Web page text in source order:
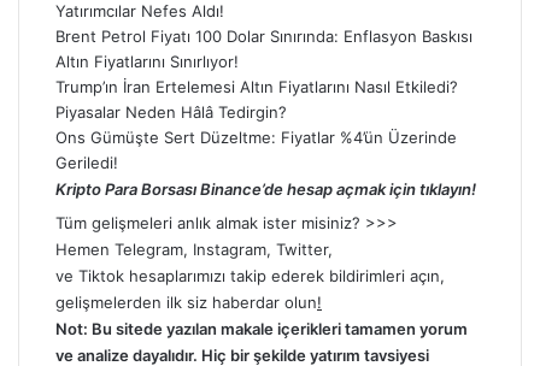
Yatırımcılar Nefes Aldı!
Brent Petrol Fiyatı 100 Dolar Sınırında: Enflasyon Baskısı
Altın Fiyatlarını Sınırlıyor!
Trump’ın İran Ertelemesi Altın Fiyatlarını Nasıl Etkiledi?
Piyasalar Neden Hâlâ Tedirgin?
Ons Gümüşte Sert Düzeltme: Fiyatlar %4’ün Üzerinde
Geriledi!
Kripto Para Borsası Binance’de hesap açmak için tıklayın!
Tüm gelişmeleri anlık almak ister misiniz? >>>
Hemen Telegram, Instagram, Twitter,
ve Tiktok hesaplarımızı takip ederek bildirimleri açın,
gelişmelerden ilk siz haberdar olun!
Not: Bu sitede yazılan makale içerikleri tamamen yorum
ve analize dayalıdır. Hiç bir şekilde yatırım tavsiyesi